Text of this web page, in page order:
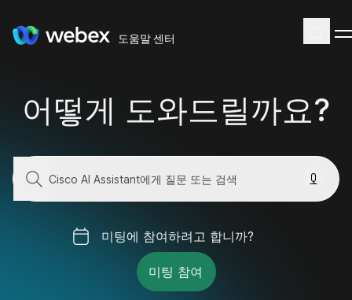
도움말 센터
어떻게 도와드릴까요?
미팅에 참여하려고 합니까?
미팅 참여